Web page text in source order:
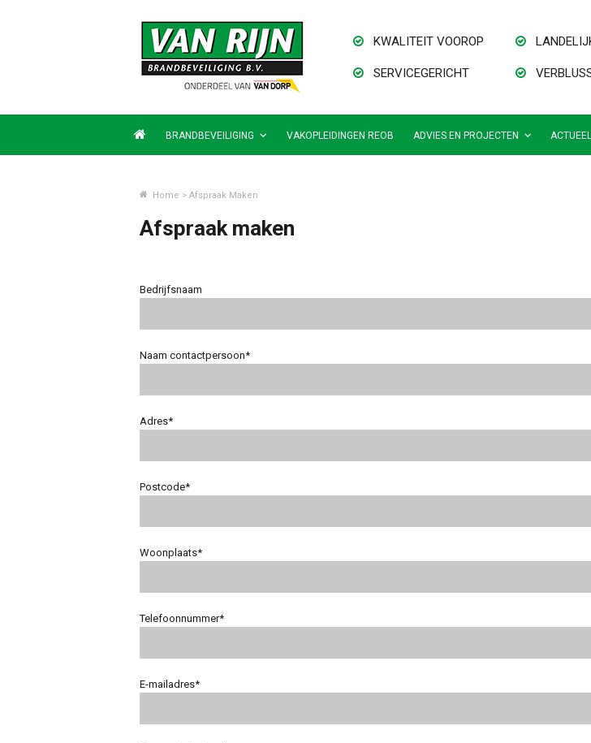
KWALITEIT VOOROP
SERVICEGERICHT
BRANDBEVEILIGING VAKOPLEIDINGEN REOB ADVIES EN PROJECTEN ACTUEEL
Home > Afspraak Maken
Afspraak maken
Bedrijfsnaam
Naam contactpersoon*
Adres*
Postcode*
Woonplaats*
Telefoonnummer*
E-mailadres*